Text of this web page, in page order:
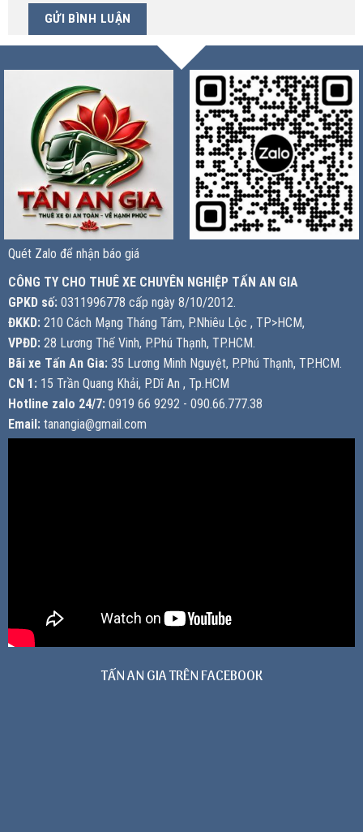
Quét Zalo để nhận báo giá
CÔNG TY CHO THUÊ XE CHUYÊN NGHIỆP TẤN AN GIA
GPKD số: 0311996778 cấp ngày 8/10/2012.
ĐKKD: 210 Cách Mạng Tháng Tám, P.Nhiêu Lộc , TP>HCM,
VPĐD: 28 Lương Thế Vinh, P.Phú Thạnh, TP.HCM.
Bãi xe Tấn An Gia: 35 Lương Minh Nguyệt, P.Phú Thạnh, TP.HCM.
CN 1: 15 Trần Quang Khải, P.Dĩ An , Tp.HCM
Hotline zalo 24/7: 0919 66 9292 - 090.66.777.38
Email: tanangia@gmail.com
TẤN AN GIA TRÊN FACEBOOK